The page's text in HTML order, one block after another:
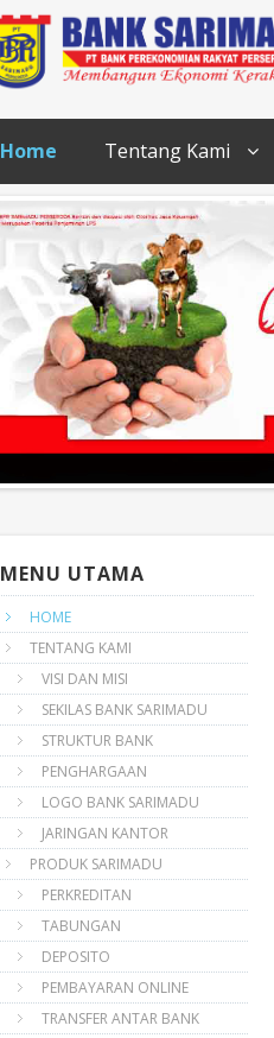
Home Tentang Kami
MENU UTAMA
HOME
TENTANG KAMI
VISI DAN MISI
SEKILAS BANK SARIMADU
STRUKTUR BANK
PENGHARGAAN
LOGO BANK SARIMADU
JARINGAN KANTOR
PRODUK SARIMADU
PERKREDITAN
TABUNGAN
DEPOSITO
PEMBAYARAN ONLINE
TRANSFER ANTAR BANK